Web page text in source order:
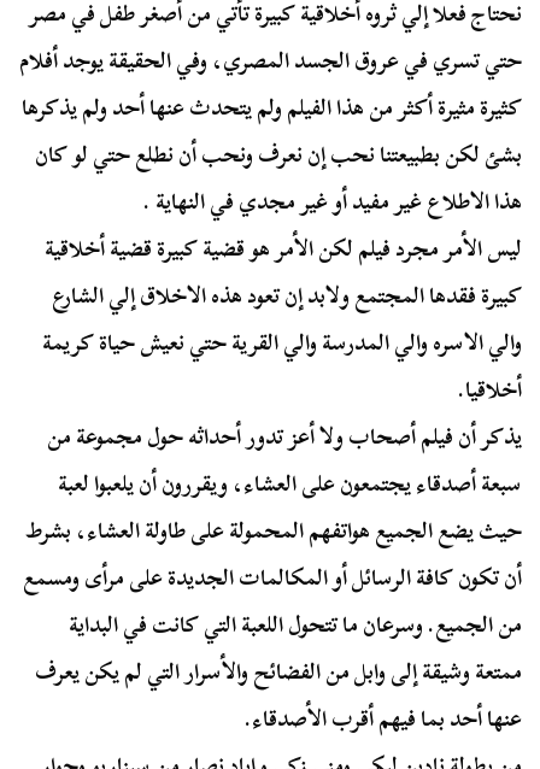
نحتاج فعلا إلي ثروه أخلاقية كبيرة تأتي من أصغر طفل في مصر
حتي تسري في عروق الجسد المصري، وفي الحقيقة يوجد أفلام
كثيرة مثيرة أكثر من هذا الفيلم ولم يتحدث عنها أحد ولم يذكرها
بشئ لكن بطبيعتنا نحب إن نعرف ونحب أن نطلع حتي لو كان
هذا الاطلاع غير مفيد أو غير مجدي في النهاية .
ليس الأمر مجرد فيلم لكن الأمر هو قضية كبيرة قضية أخلاقية
كبيرة فقدها المجتمع ولابد إن تعود هذه الاخلاق إلي الشارع
والي الاسره والي المدرسة والي القرية حتي نعيش حياة كريمة
أخلاقيا.
يذكر أن فيلم أصحاب ولا أعز تدور أحداثه حول مجموعة من
سبعة أصدقاء يجتمعون على العشاء، ويقررون أن يلعبوا لعبة
حيث يضع الجميع هواتفهم المحمولة على طاولة العشاء، بشرط
أن تكون كافة الرسائل أو المكالمات الجديدة على مرأى ومسمع
من الجميع. وسرعان ما تتحول اللعبة التي كانت في البداية
ممتعة وشيقة إلى وابل من الفضائح والأسرار التي لم يكن يعرف
عنها أحد بما فيهم أقرب الأصدقاء.